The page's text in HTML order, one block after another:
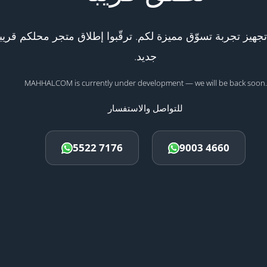
تجربة تسوّق مميزة لكم. ترقّبوا إطلاق متجر محلكم
جديد.
MAHHALCOM is currently under development — we will be back soon.
للتواصل والاستفسار
5522 7176 9003 4660